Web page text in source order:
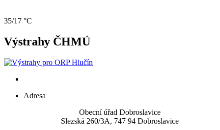
35/17 °C
Výstrahy ČHMÚ
Adresa
Obecní úřad Dobroslavice
Slezská 260/3A, 747 94 Dobroslavice